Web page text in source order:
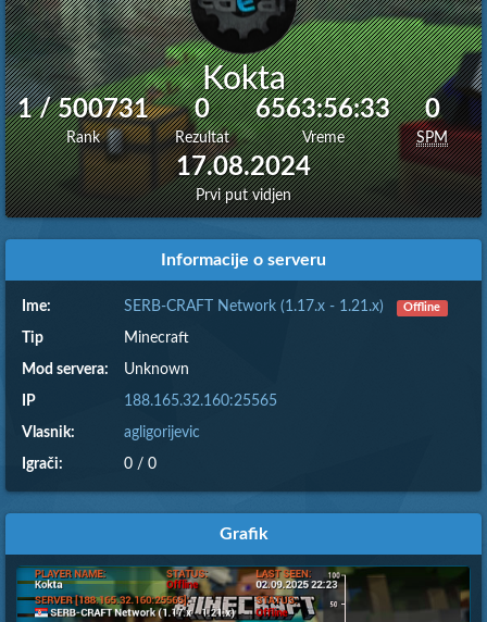
Kokta
1 / 500731
Rank
0
Rezultat
6563:56:33
Vreme
0
SPM
17.08.2024
Prvi put vidjen
Informacije o serveru
Ime: SERB-CRAFT Network (1.17.x - 1.21.x) Offline
Tip Minecraft
Mod servera: Unknown
IP 188.165.32.160:25565
Vlasnik: agligorijevic
Igrači: 0 / 0
Grafik